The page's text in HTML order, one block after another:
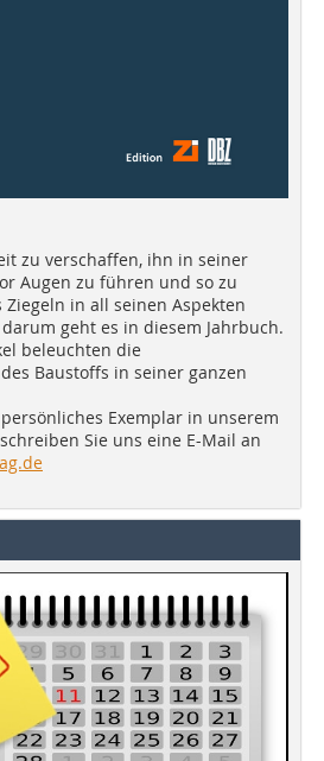
zu verschaffen, ihn in seiner
Augen zu führen und so zu
in all seinen Aspekten
geht es in diesem Jahrbuch.
beleuchten die
Baustoffs in seiner ganzen
Exemplar in unserem
Sie uns eine E-Mail an